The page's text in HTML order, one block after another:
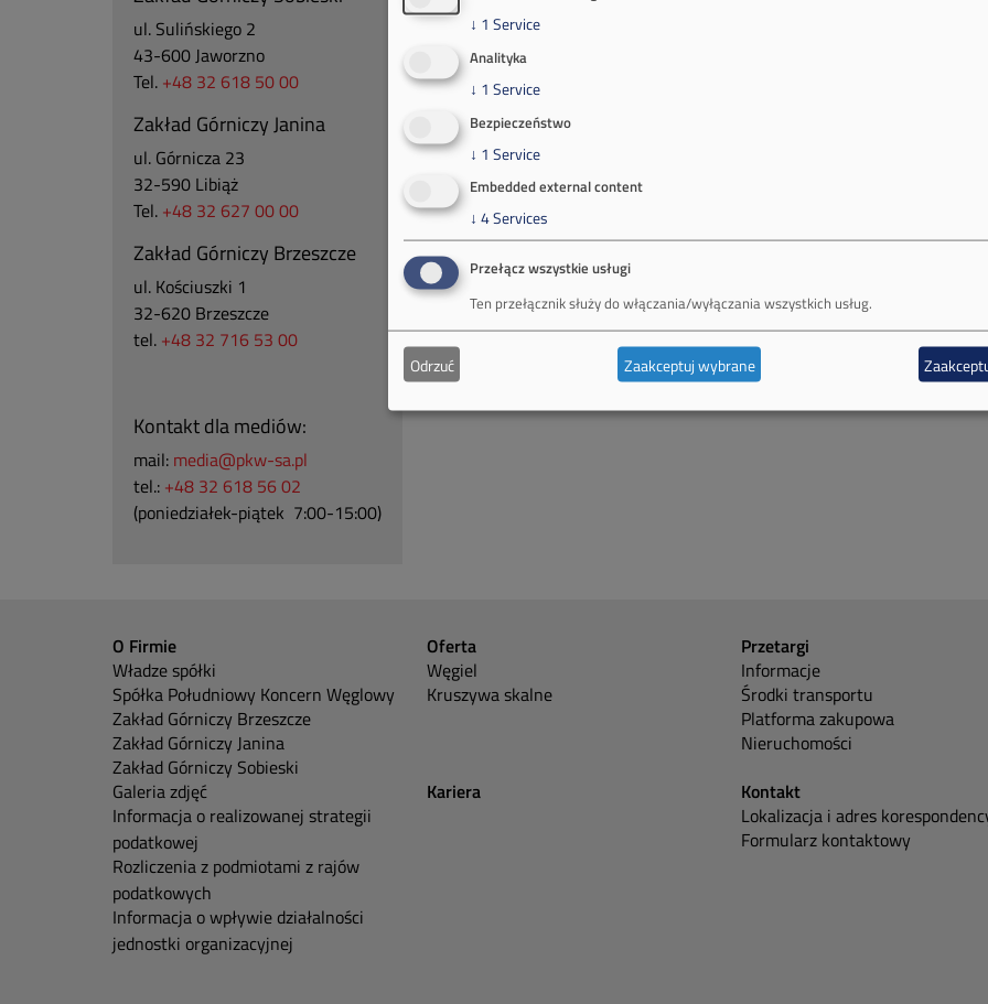
ul. Sulińskiego 2
43-600 Jaworzno
Tel. +48 32 618 50 00
Zakład Górniczy Janina
ul. Górnicza 23
32-590 Libiąż
Tel. +48 32 627 00 00
Zakład Górniczy Brzeszcze
ul. Kościuszki 1
32-620 Brzeszcze
tel. +48 32 716 53 00
Kontakt dla mediów:
mail: media@pkw-sa.pl
tel.: +48 32 618 56 02
(poniedziałek-piątek 7:00-15:00)
O Firmie
Władze spółki
Spółka Południowy Koncern Węglowy
Zakład Górniczy Brzeszcze
Zakład Górniczy Janina
Zakład Górniczy Sobieski
Galeria zdjęć
Informacja o realizowanej strategii
podatkowej
Rozliczenia z podmiotami z rajów
podatkowych
Informacja o wpływie działalności
jednostki organizacyjnej
Oferta
Węgiel
Kruszywa skalne
Przetargi
Informacje
Środki transportu
Platforma zakupowa
Nieruchomości
Kariera
Kontakt
Lokalizacja i adres
Formularz kontaktowy
↓ 1 Service
Analityka
↓ 1 Service
Bezpieczeństwo
↓ 1 Service
Embedded external content
↓ 4Services
Przełącz wszystkie usługi
Ten przełącznik służy do włączania/wyłączania wszystkich usług.
Odrzuć Zaakceptuj wybrane